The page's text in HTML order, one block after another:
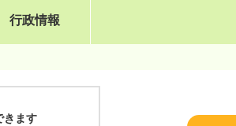
行政情報
きます